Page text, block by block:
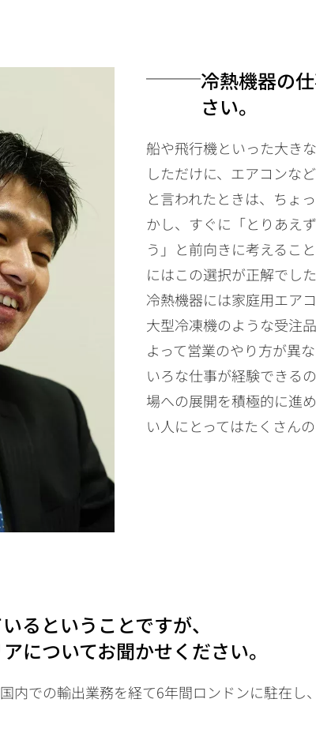
冷熱機器の
さい。
船や飛行機といった大き
しただけに、エアコンな
と言われたときは、ちょ
かし、すぐに「とりあえ
う」と前向きに考えるこ
にはこの選択が正解でした
冷熱機器には家庭用エア
大型冷凍機のような受注
よって営業のやり方が異
いろな仕事が経験できる
場への展開を積極的に進
い人にとってはたくさん
るということですが、
についてお聞かせください。
内での輸出業務を経て6年間ロンドンに駐在し